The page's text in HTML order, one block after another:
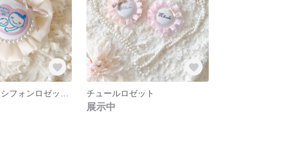
チュールロゼット
展示中